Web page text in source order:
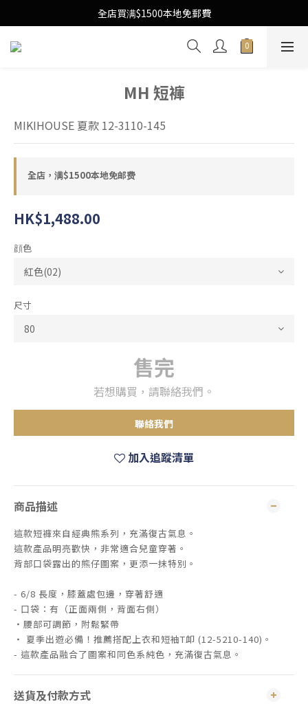
Free Local Shipping Upon $1500 purchase
全店買满$1500本地免郵費
Free Local Shipping Upon $1500 purchase
MH 短褲
MIKIHOUSE 夏款 12-3110-145
全店，满$1500本地免邮费
HK$1,488.00
顔色
尺寸
售完
若想購買，請聯絡我們。
聯絡我們
加入追蹤清單
商品描述
這款短褲來自經典熊系列，充滿復古氣息。
這款產品明亮歡快，非常適合兒童穿著。
背部口袋露出的熊仔圖案，更添一抹特別。
- 6/8 長度，膝蓋處包邊，穿著舒適
- 口袋：有（正面兩側，背面右側）
・腰部可調節，附鬆緊帶
・ 夏季出遊必備！推薦搭配上衣和短袖T卹 (12-5210-140)。
- 這款產品融合了圖案和同色系純色，充滿復古氣息。
送貨及付款方式